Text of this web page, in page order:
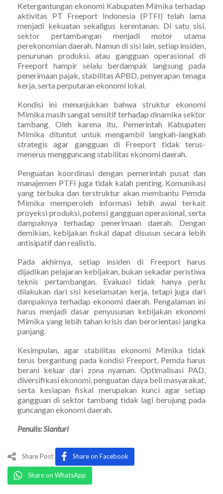
Ketergantungan ekonomi Kabupaten Mimika terhadap
aktivitas PT Freeport Indonesia (PTFI) telah lama
menjadi kekuatan sekaligus kerentanan. Di satu sisi,
sektor pertambangan menjadi motor utama
perekonomian daerah. Namun di sisi lain, setiap insiden,
penurunan produksi, atau gangguan operasional di
Freeport hampir selalu berdampak langsung pada
penerimaan pajak, stabilitas APBD, penyerapan tenaga
kerja, serta perputaran ekonomi lokal.
Kondisi ini menunjukkan bahwa struktur ekonomi
Mimika masih sangat sensitif terhadap dinamika sektor
tambang. Oleh karena itu, Pemerintah Kabupaten
Mimika dituntut untuk mengambil langkah-langkah
strategis agar gangguan di Freeport tidak terus-
menerus mengguncang stabilitas ekonomi daerah.
Penguatan koordinasi dengan pemerintah pusat dan
manajemen PTFI juga tidak kalah penting. Komunikasi
yang terbuka dan terstruktur akan membantu Pemda
Mimika memperoleh informasi lebih awal terkait
proyeksi produksi, potensi gangguan operasional, serta
dampaknya terhadap penerimaan daerah. Dengan
demikian, kebijakan fiskal dapat disusun secara lebih
antisipatif dan realistis.
Pada akhirnya, setiap insiden di Freeport harus
dijadikan pelajaran kebijakan, bukan sekadar peristiwa
teknis pertambangan. Evaluasi tidak hanya perlu
dilakukan dari sisi keselamatan kerja, tetapi juga dari
dampaknya terhadap ekonomi daerah. Pengalaman ini
harus menjadi dasar penyusunan kebijakan ekonomi
Mimika yang lebih tahan krisis dan berorientasi jangka
panjang.
Kesimpulan, agar stabilitas ekonomi Mimika tidak
terus bergantung pada kondisi Freeport, Pemda harus
berani keluar dari zona nyaman. Optimalisasi PAD,
diversifikasi ekonomi, penguatan daya beli masyarakat,
serta kesiapan fiskal merupakan kunci agar setiap
gangguan di sektor tambang tidak lagi berujung pada
guncangan ekonomi daerah.
Penulis: Sianturi
Share Post Share on Facebook
Share on WhatsApp